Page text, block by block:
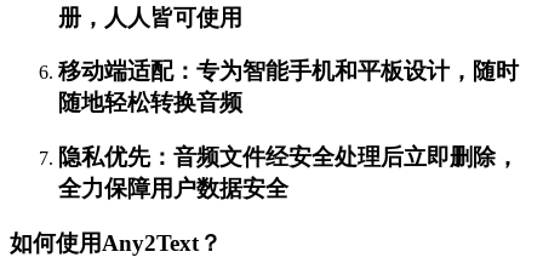
册，人人皆可使用
移动端适配：专为智能手机和平板设计，随时
随地轻松转换音频
隐私优先：音频文件经安全处理后立即删除，
全力保障用户数据安全
如何使用Any2Text？